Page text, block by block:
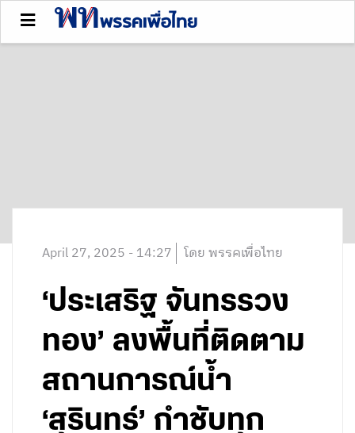
April 27, 2025 - 14:27 โดย พรรคเพื่อไทย
‘ประเสริฐ จันทรรวง
ทอง’ ลงพื้นที่ติดตาม
สถานการณ์น้ำ
‘สุรินทร์’ กำชับทุก